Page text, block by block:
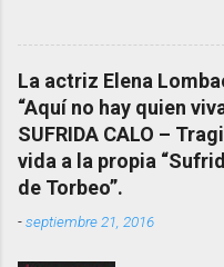
También
en el año
información
algunos
Dejamos
completo
Facebook
Facebook
La actriz Elena
“Aquí no hay quien
SUFRIDA CALO –
vida a la propia
de Torbeo”.
-septiembre 21, 2016